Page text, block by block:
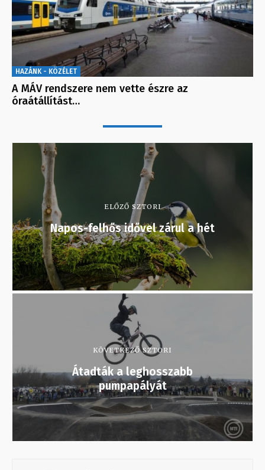
HAZÁNK - KÖZÉLET
A MÁV rendszere nem vette észre az
óraátállítást…
ELŐZŐ SZTORI
Napos-felhős idővel zárul a hét
KÖVETKEZŐ SZTORI
Átadták a leghosszabb
pumpapályát